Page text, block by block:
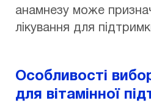
анамнезу може
лікування для
Особливості
для вітамінної